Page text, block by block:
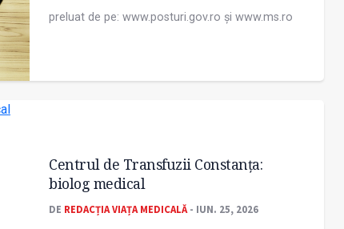
preluat de pe: www.posturi.gov.ro și www.ms.ro
Centrul de Transfuzii Constanţa:
biolog medical
DE REDACȚIA VIAȚA MEDICALĂ- IUN. 25, 2026